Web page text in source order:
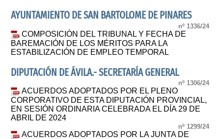
AYUNTAMIENTO DE SAN BARTOLOME DE PINARES
nº 1336/24
COMPOSICIÓN DEL TRIBUNAL Y FECHA DE
BAREMACIÓN DE LOS MÉRITOS PARA LA
ESTABILIZACIÓN DE EMPLEO TEMPORAL
DIPUTACIÓN DE ÁVILA.- SECRETARÍA GENERAL
nº 1306/24
ACUERDOS ADOPTADOS POR EL PLENO
CORPORATIVO DE ESTA DIPUTACIÓN PROVINCIAL,
EN SESIÓN ORDINARIA CELEBRADA EL DÍA 29 DE
ABRIL DE 2024
nº 1299/24
ACUERDOS ADOPTADOS POR LA JUNTA DE